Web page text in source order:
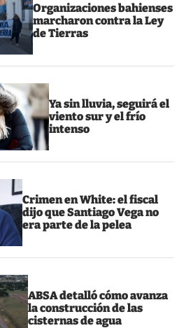
Organizaciones bahienses
marcharon contra la Ley
de Tierras
Ya sin lluvia, seguirá el
viento sur y el frío
intenso
Crimen en White: el fiscal
dijo que Santiago Vega no
era parte de la pelea
ABSA detalló cómo avanza
la construcción de las
cisternas de agua